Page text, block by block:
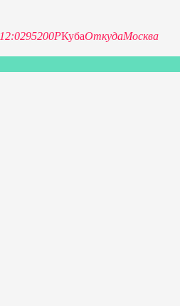
12:0295200РКубаОткудаМосква